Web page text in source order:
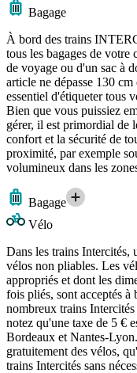
Bagage
À bord des trains
tous les bagages de
de voyage ou d'un sac à
article ne dépasse 130
essentiel d'étiqueter tous
Bien que vous puissiez
gérer, il est primordial de
confort et la sécurité de
proximité, par exemple
volumineux dans les
Bagage
Vélo
Dans les trains Intercités,
vélos non pliables. Les
appropriés et dont les
fois pliés, sont acceptés à
nombreux trains
notez qu'une taxe de 5 €
Bordeaux et Nantes-
gratuitement des vélos,
trains Intercités sans